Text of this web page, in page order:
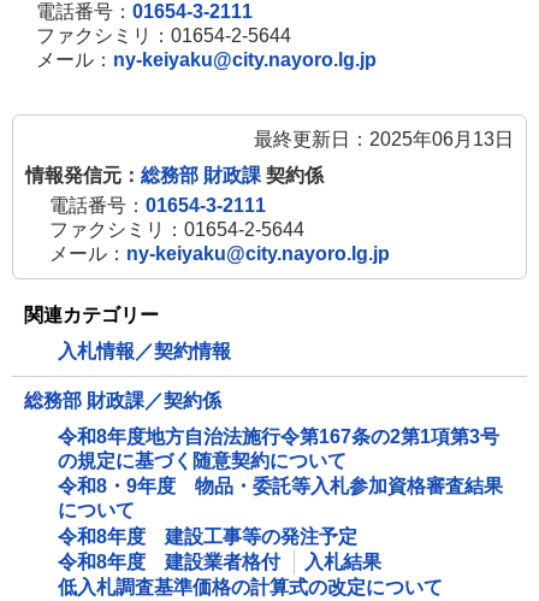
電話番号： 01654-3-2111
ファクシミリ：01654-2-5644
メール： ny-keiyaku@city.nayoro.lg.jp
最終更新日：2025年06月13日
情報発信元： 総務部 財政課 契約係
電話番号： 01654-3-2111
ファクシミリ：01654-2-5644
メール： ny-keiyaku@city.nayoro.lg.jp
関連カテゴリー
入札情報／契約情報
総務部 財政課／契約係
令和8年度地方自治法施行令第167条の2第1項第3号
の規定に基づく随意契約について
令和8・9年度 物品・委託等入札参加資格審査結果
について
令和8年度 建設工事等の発注予定
令和8年度 建設業者格付
入札結果
低入札調査基準価格の計算式の改定について